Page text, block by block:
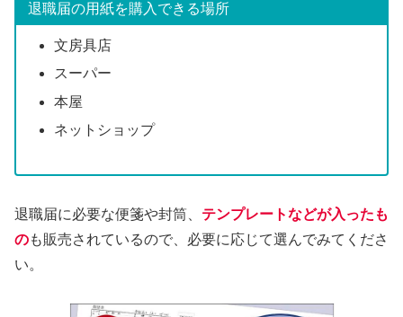
退職届の用紙を購入できる場所
文房具店
スーパー
本屋
ネットショップ
退職届に必要な便箋や封筒、 テンプレートなどが入ったも
のも販売されているので、必要に応じて選んでみてくださ
い。